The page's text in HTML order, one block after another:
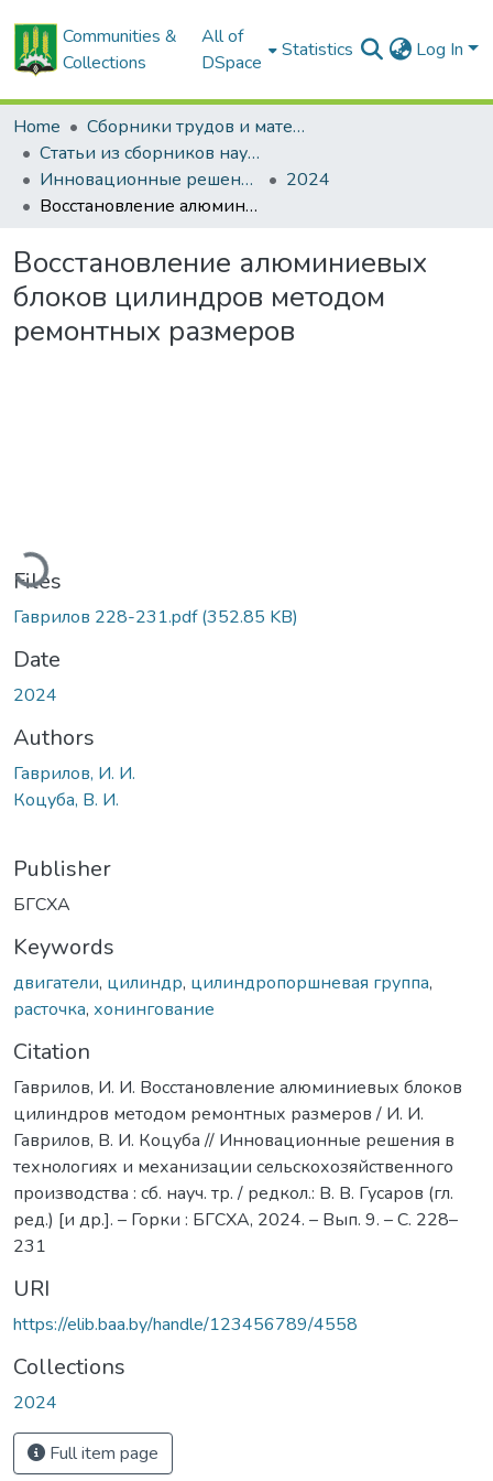
Communities &
Collections
All of
DSpace
Statistics Log In
Home
Сборники трудов и материалов конференций
Статьи из сборников научных трудов
Инновационные решения в технологиях и механизации сельскохозяйственного производства
2024
Восстановление алюминиевых блоков цилиндров методом ремонтных размеров
Восстановление алюминиевых
блоков цилиндров методом
ремонтных размеров
Files
Гаврилов 228-231.pdf(352.85 KB)
Date
2024
Authors
Гаврилов, И. И.
Коцуба, В. И.
Publisher
БГСХА
Keywords
двигатели, цилиндр, цилиндропоршневая группа,
расточка, хонингование
Citation
Гаврилов, И. И. Восстановление алюминиевых блоков
цилиндров методом ремонтных размеров / И. И.
Гаврилов, В. И. Коцуба // Инновационные решения в
технологиях и механизации сельскохозяйственного
производства : сб. науч. тр. / редкол.: В. В. Гусаров (гл.
ред.) [и др.]. – Горки : БГСХА, 2024. – Вып. 9. – С. 228–
231
URI
https://elib.baa.by/handle/123456789/4558
Collections
2024
Full item page